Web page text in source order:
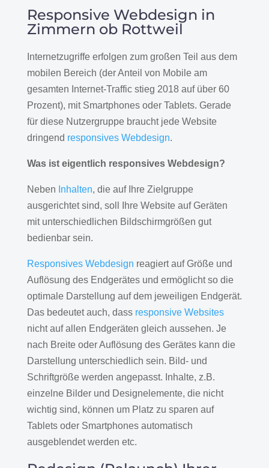
Responsive Webdesign in
Zimmern ob Rottweil
Internetzugriffe erfolgen zum großen Teil aus dem
mobilen Bereich (der Anteil von Mobile am
gesamten Internet-Traffic stieg 2018 auf über 60
Prozent), mit Smartphones oder Tablets. Gerade
für diese Nutzergruppe braucht jede Website
dringend responsives Webdesign.
Was ist eigentlich responsives Webdesign?
Neben Inhalten, die auf Ihre Zielgruppe
ausgerichtet sind, soll Ihre Website auf Geräten
mit unterschiedlichen Bildschirmgrößen gut
bedienbar sein.
Responsives Webdesign reagiert auf Größe und
Auflösung des Endgerätes und ermöglicht so die
optimale Darstellung auf dem jeweiligen Endgerät.
Das bedeutet auch, dass responsive Websites
nicht auf allen Endgeräten gleich aussehen. Je
nach Breite oder Auflösung des Gerätes kann die
Darstellung unterschiedlich sein. Bild- und
Schriftgröße werden angepasst. Inhalte, z.B.
einzelne Bilder und Designelemente, die nicht
wichtig sind, können um Platz zu sparen auf
Tablets oder Smartphones automatisch
ausgeblendet werden etc.